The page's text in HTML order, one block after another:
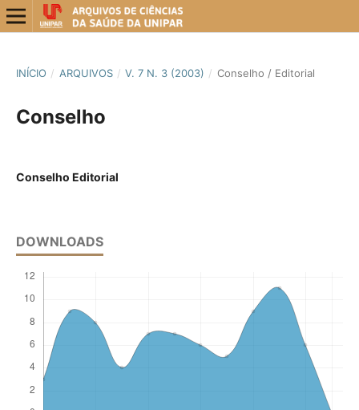
INÍCIO / ARQUIVOS / V. 7 N. 3 (2003) / Conselho / Editorial
Conselho
Conselho Editorial
DOWNLOADS